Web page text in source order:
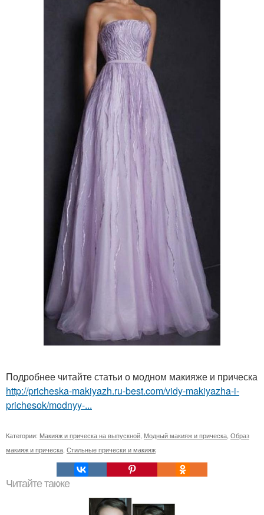
Подробнее читайте статьи о модном макияже и прическа
http://pricheska-makiyazh.ru-best.com/vidy-makiyazha-i-
prichesok/modnyy-...
Категории: Макияж и прическа на выпускной Модный макияж и прическа Образ
макияж и прическа Стильные прически и макияж
Читайте также